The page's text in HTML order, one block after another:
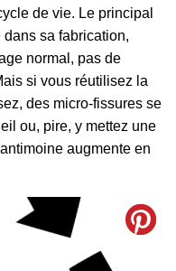
de vie. Le principal
sa fabrication,
normal, pas de
si vous réutilisez la
des micro-fissures se
ou, pire, y mettez une
augmente en